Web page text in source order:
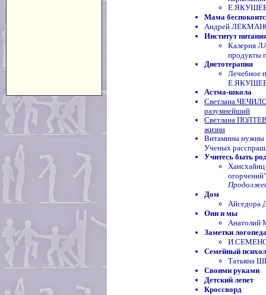
Мама
Андрей
Институт
Калерия
продукты
Диетотерапия
Лечебное
Астма-школа
Светлана
разумнейший
Светлана
жизни
Витамины нужны
Ученых
Учитесь быть
Дом
Айседора
Они и мы
Анатолий
Заметки
Семейный
Татьяна
Своими руками
Детский лепет
Кроссворд